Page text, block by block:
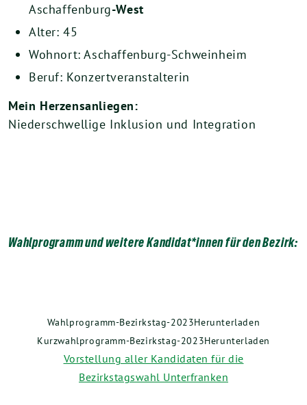
Aschaffenburg-West
Alter: 45
Wohnort: Aschaffenburg-Schweinheim
Beruf: Konzertveranstalterin
Mein Herzensanliegen:
Niederschwellige Inklusion und Integration
Wahlprogramm und weitere Kandidat*innen für den Bezirk:
Wahlprogramm-Bezirkstag-2023Herunterladen
Kurzwahlprogramm-Bezirkstag-2023Herunterladen
Vorstellung aller Kandidaten für die
Bezirkstagswahl Unterfranken